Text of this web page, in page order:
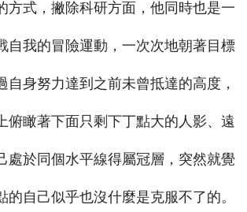
方式，撇除科研方面，他同時也是一
自我的冒險運動，一次次地朝著目標
自身努力達到之前未曾抵達的高度，
俯瞰著下面只剩下丁點大的人影、遠
處於同個水平線得屬冠層，突然就覺
的自己似乎也沒什麼是克服不了的。